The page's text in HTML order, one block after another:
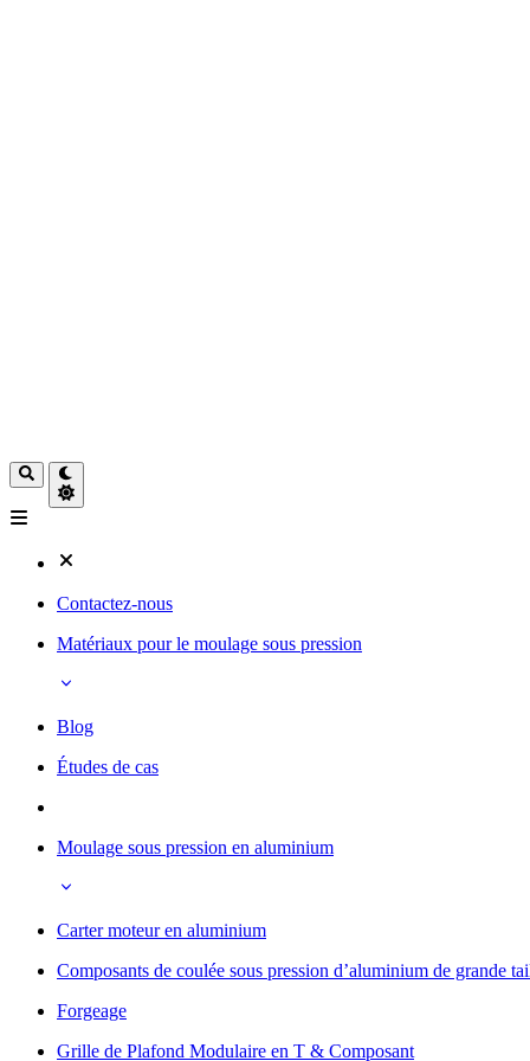
Contactez-nous
Matériaux pour le moulage sous pression
Blog
Études de cas
Moulage sous pression en aluminium
Carter moteur en aluminium
Composants de coulée sous pression d’aluminium de grande
Forgeage
Grille de Plafond Modulaire en T & Composant